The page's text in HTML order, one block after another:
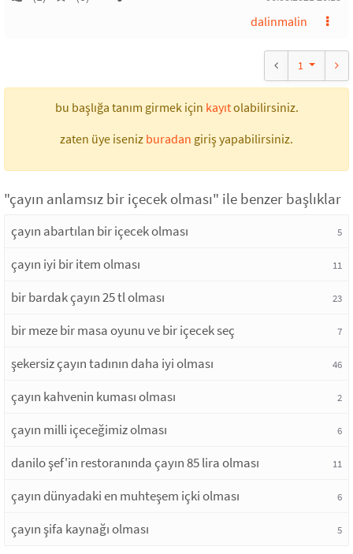
dalinmalin
1
bu başlığa tanım girmek için kayıtolabilirsiniz.
zaten üye iseniz buradan giriş yapabilirsiniz.
"çayın anlamsız bir içecek olması" ile benzer başlıklar
çayın abartılan bir içecek olması 5
çayın iyi bir item olması 11
bir bardak çayın 25 tl olması 23
bir meze bir masa oyunu ve bir içecek seç 7
şekersiz çayın tadının daha iyi olması 46
çayın kahvenin kuması olması 2
çayın milli içeceğimiz olması 6
danilo şef'in restoranında çayın 85 lira olması 11
çayın dünyadaki en muhteşem içki olması 6
çayın şifa kaynağı olması 5